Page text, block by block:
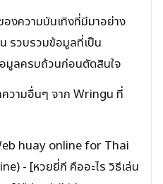
งความบันเทิงที่มีมาอย่าง
รวบรวมข้อมูลที่เป็น
มูลครบถ้วนก่อนตัดสินใจ
วามอื่นๆ จาก Wringu ที่
huay online for Thai
- [หวยยี่กี คืออะไร วิธีเล่น